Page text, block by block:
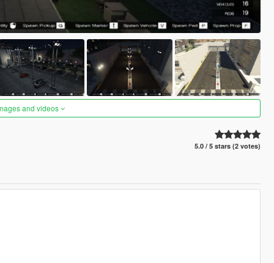
and videos
5.0 / 5 stars (2 votes)